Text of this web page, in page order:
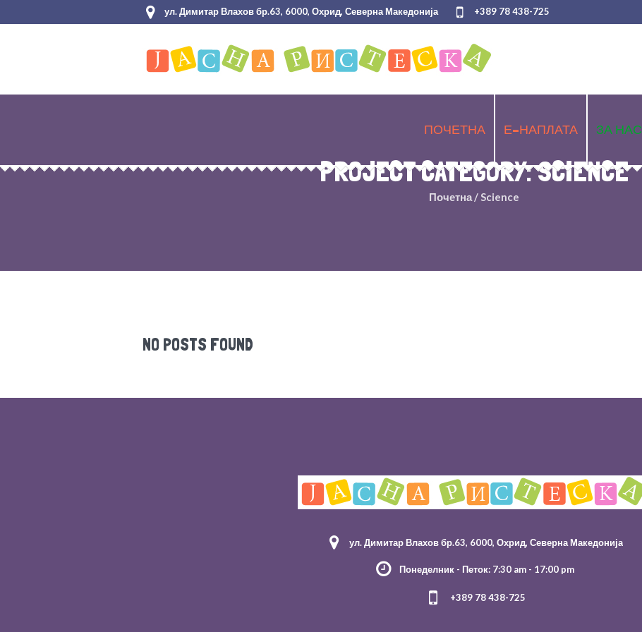
ул. Димитар Влахов бр.63, 6000, Охрид, Северна Македонија +389 78 438-725
ПОЧЕТНА Е-НАПЛАТА ЗА НАС
PROJECT CATEGORY:SCIENCE
/Science
NO POSTS FOUND
ул. Димитар Влахов бр.63, 6000, Охрид, Северна Македонија
Понеделник - Петок: 7:30 am - 17:00 pm
+389 78 438-725